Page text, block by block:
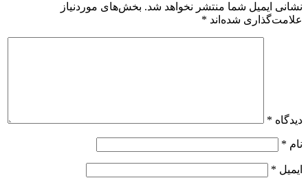
نشانی ایمیل شما منتشر نخواهد شد. بخش‌های موردنیاز
علامت‌گذاری شده‌اند *
دیدگاه *
نام *
ایمیل *